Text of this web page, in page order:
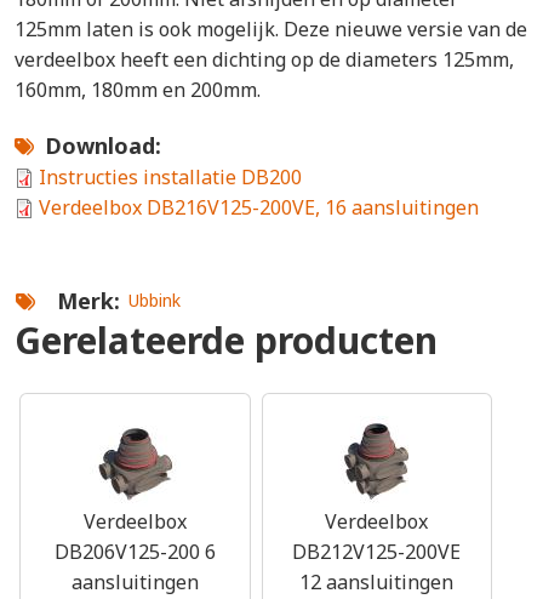
125mm laten is ook mogelijk. Deze nieuwe versie van de
verdeelbox heeft een dichting op de diameters 125mm,
160mm, 180mm en 200mm.
Download
Instructies installatie DB200
Verdeelbox DB216V125-200VE, 16 aansluitingen
Merk Ubbink
Gerelateerde producten
Verdeelbox
DB206V125-200 6
aansluitingen
Verdeelbox
DB212V125-200VE
12 aansluitingen